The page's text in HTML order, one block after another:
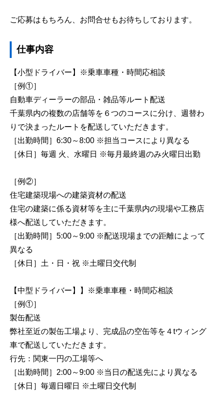
ご応募はもちろん、お問合せもお待ちしております。
仕事内容
【小型ドライバー】※乗車車種・時間応相談
［例①］
自動車ディーラーの部品・雑品等ルート配送
千葉県内の複数の店舗等を６つのコースに分け、週替わ
りで決まったルートを配送していただきます。
［出勤時間］6:30～8:00 ※担当コースにより異なる
［休日］毎週 火、水曜日 ※毎月最終週のみ火曜日出勤
［例②］
住宅建築現場への建築資材の配送
住宅の建築に係る資材等を主に千葉県内の現場や工務店
様へ配送していただきます。
［出勤時間］5:00～9:00 ※配送現場までの距離によって
異なる
［休日］土・日・祝 ※土曜日交代制
【中型ドライバー】】※乗車車種・時間応相談
［例①］
製缶配送
弊社至近の製缶工場より、完成品の空缶等を４tウィング
車で配送していただきます。
行先：関東一円の工場等へ
［出勤時間］2:00～9:00 ※当日の配送先により異なる
［休日］毎週日曜日 ※土曜日交代制